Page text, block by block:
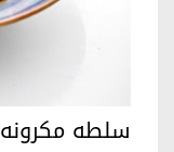
سلطه مكرونه